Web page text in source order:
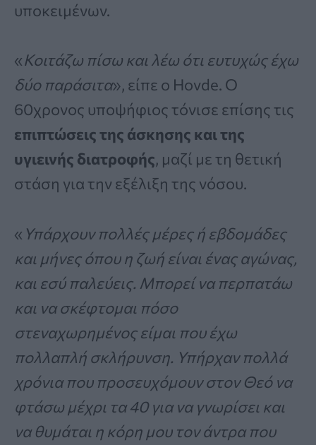
υποκειμένων.
«Κοιτάζω πίσω και λέω ότι ευτυχώς έχω
δύο παράσιτα», είπε ο Hovde. Ο
60χρονος υποψήφιος τόνισε επίσης τις
επιπτώσεις της άσκησης και της
υγιεινής διατροφής, μαζί με τη θετική
στάση για την εξέλιξη της νόσου.
« Υπάρχουν πολλές μέρες ή εβδομάδες
και μήνες όπου η ζωή είναι ένας αγώνας,
και εσύ παλεύεις. Μπορεί να περπατάω
και να σκέφτομαι πόσο
στεναχωρημένος είμαι που έχω
πολλαπλή σκλήρυνση. Υπήρχαν πολλά
χρόνια που προσευχόμουν στον Θεό να
φτάσω μέχρι τα 40 για να γνωρίσει και
να θυμάται η κόρη μου τον άντρα που